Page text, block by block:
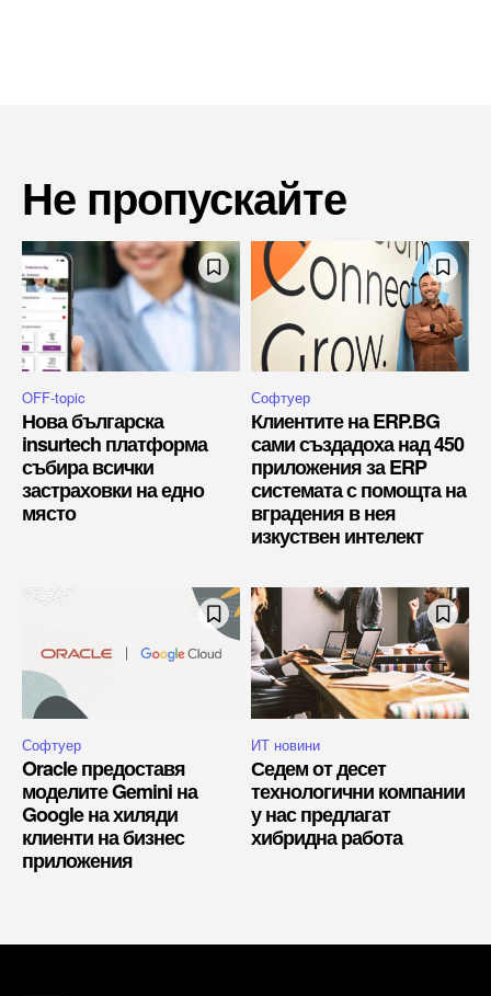
Не пропускайте
OFF-topic
Нова българска
insurtech платформа
събира всички
застраховки на едно
място
Софтуер
Клиентите на ERP.BG
сами създадоха над 450
приложения за ERP
системата с помощта на
вградения в нея
изкуствен интелект
Софтуер
Oracle предоставя
моделите Gemini на
Google на хиляди
клиенти на бизнес
приложения
ИТ новини
Седем от десет
технологични компании
у нас предлагат
хибридна работа